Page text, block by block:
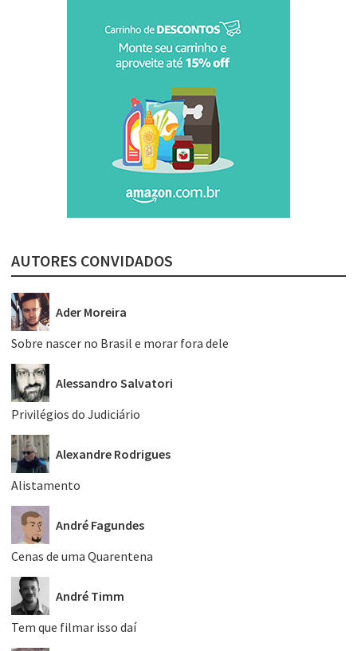
AUTORES CONVIDADOS
Ader Moreira
Sobre nascer no Brasil e morar fora dele
Alessandro Salvatori
Privilégios do Judiciário
Alexandre Rodrigues
Alistamento
André Fagundes
Cenas de uma Quarentena
André Timm
Tem que filmar isso daí